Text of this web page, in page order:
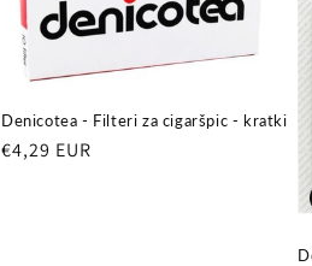
a
:
Denicotea - Filteri za cigaršpic - kratki
Redovna
€4,29 EUR